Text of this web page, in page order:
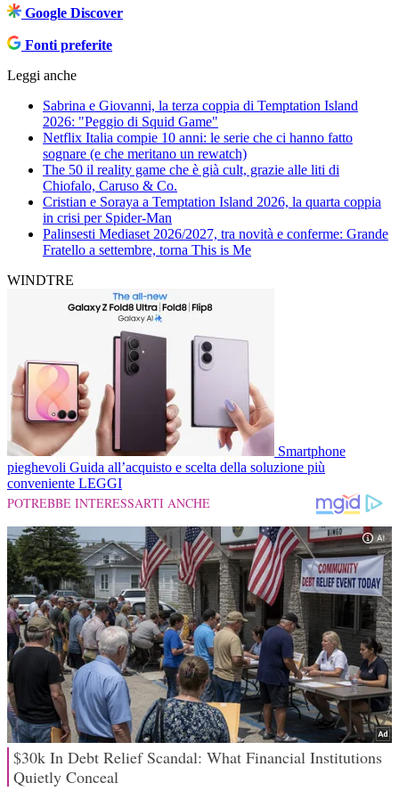
Google Discover
Fonti preferite
Leggi anche
Sabrina e Giovanni, la terza coppia di Temptation Island
2026: "Peggio di Squid Game"
Netflix Italia compie 10 anni: le serie che ci hanno fatto
sognare (e che meritano un rewatch)
The 50 il reality game che è già cult, grazie alle liti di
Chiofalo, Caruso & Co.
Cristian e Soraya a Temptation Island 2026, la quarta coppia
in crisi per Spider-Man
Palinsesti Mediaset 2026/2027, tra novità e conferme: Grande
Fratello a settembre, torna This is Me
WINDTRE
Smartphone
pieghevoli Guida all’acquisto e scelta della soluzione più
conveniente LEGGI